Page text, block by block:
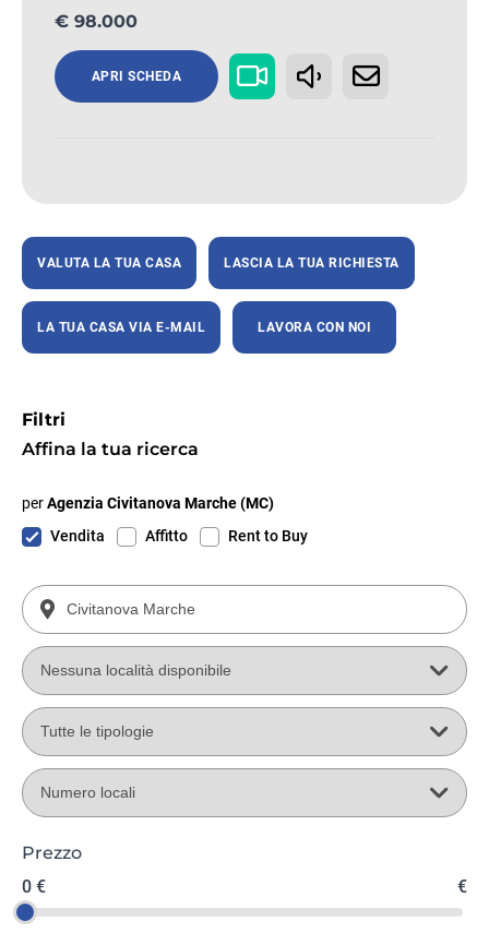
€ 98.000
APRI SCHEDA
VALUTA LA TUA CASA LASCIA LA TUA RICHIESTA
LA TUA CASA VIA E-MAIL LAVORA CON NOI
Filtri
Affina la tua ricerca
perAgenzia Civitanova Marche (MC)
Vendita
Affitto Rent to Buy
Prezzo
0 €
€